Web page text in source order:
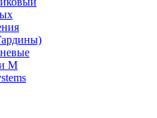
М